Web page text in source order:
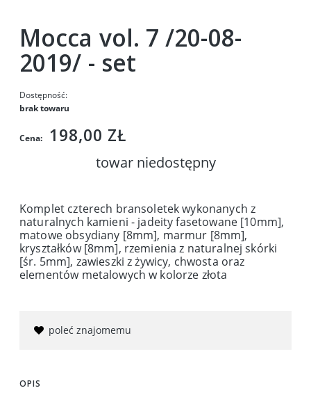
Mocca vol. 7 /20-08-
2019/ - set
Dostępność:
brak towaru
Cena: 198,00 ZŁ
towar niedostępny
Komplet czterech bransoletek wykonanych z
naturalnych kamieni - jadeity fasetowane [10mm],
matowe obsydiany [8mm], marmur [8mm],
kryształków [8mm], rzemienia z naturalnej skórki
[śr. 5mm], zawieszki z żywicy, chwosta oraz
elementów metalowych w kolorze złota
poleć znajomemu
OPIS